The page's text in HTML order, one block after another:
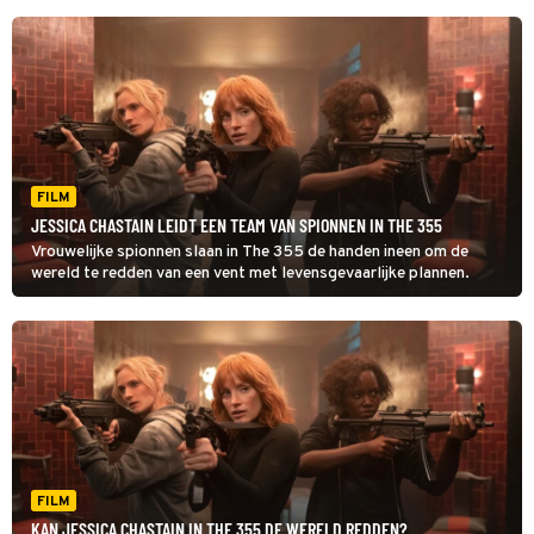
FILM
JESSICA CHASTAIN LEIDT EEN TEAM VAN SPIONNEN IN THE 355
Vrouwelijke spionnen slaan in The 355 de handen ineen om de
wereld te redden van een vent met levensgevaarlijke plannen.
FILM
KAN JESSICA CHASTAIN IN THE 355 DE WERELD REDDEN?